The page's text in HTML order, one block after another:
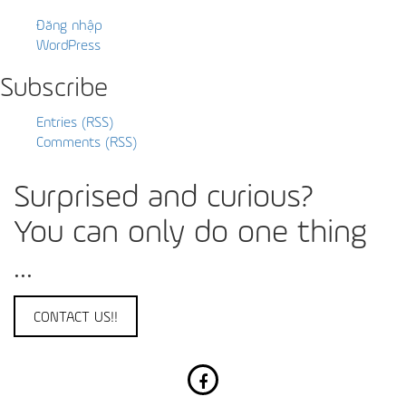
Đăng nhập
WordPress
Subscribe
Entries (RSS)
Comments (RSS)
Surprised and curious?
You can only do one thing
...
CONTACT US!!